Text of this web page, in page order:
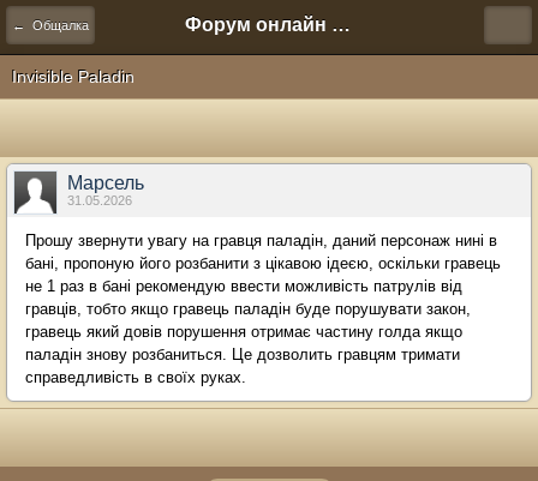
← Общалка Форум онлайн игры "Новая Эра" (Нюра Биз)
Invisible Paladin
Марсель
31.05.2026
Прошу звернути увагу на гравця паладін, даний персонаж нині в
бані, пропоную його розбанити з цікавою ідеєю, оскільки гравець
не 1 раз в бані рекомендую ввести можливість патрулів від
гравців, тобто якщо гравець паладін буде порушувати закон,
гравець який довів порушення отримає частину голда якщо
паладін знову розбаниться. Це дозволить гравцям тримати
справедливість в своїх руках.